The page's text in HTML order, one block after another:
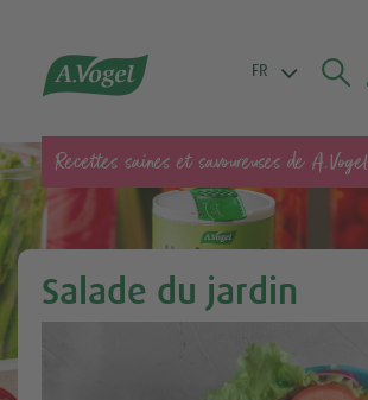
 FR
Recettes saines et savoureuses de A.Vogel
Salade du jardin